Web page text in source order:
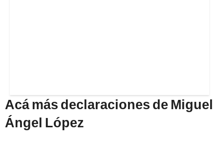
Acá más declaraciones de Miguel
Ángel López